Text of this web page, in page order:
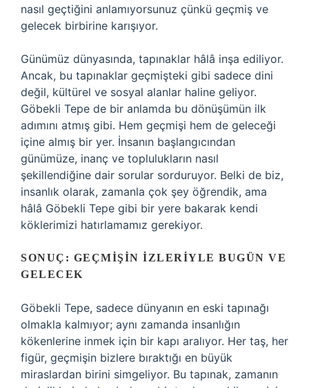
nasıl geçtiğini anlamıyorsunuz çünkü geçmiş ve
gelecek birbirine karışıyor.
Günümüz dünyasında, tapınaklar hâlâ inşa ediliyor.
Ancak, bu tapınaklar geçmişteki gibi sadece dini
değil, kültürel ve sosyal alanlar haline geliyor.
Göbekli Tepe de bir anlamda bu dönüşümün ilk
adımını atmış gibi. Hem geçmişi hem de geleceği
içine almış bir yer. İnsanın başlangıcından
günümüze, inanç ve toplulukların nasıl
şekillendiğine dair sorular sorduruyor. Belki de biz,
insanlık olarak, zamanla çok şey öğrendik, ama
hâlâ Göbekli Tepe gibi bir yere bakarak kendi
köklerimizi hatırlamamız gerekiyor.
SONUÇ: GEÇMIŞIN İZLERIYLE BUGÜN VE
GELECEK
Göbekli Tepe, sadece dünyanın en eski tapınağı
olmakla kalmıyor; aynı zamanda insanlığın
kökenlerine inmek için bir kapı aralıyor. Her taş, her
figür, geçmişin bizlere bıraktığı en büyük
miraslardan birini simgeliyor. Bu tapınak, zamanın